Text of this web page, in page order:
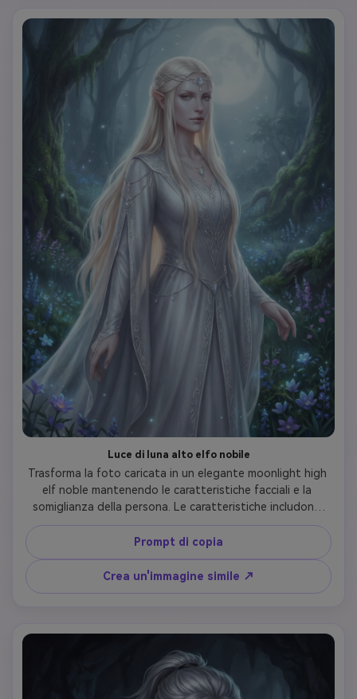
intensi, effetti di bagliore di fuoco, energia dinamica,
estetica infernale, espressione potente.
Luce di luna alto elfo nobile
Trasforma la foto caricata in un elegante moonlight high
elf noble mantenendo le caratteristiche facciali e la
somiglianza della persona. Le caratteristiche includono
delicate orecchie a punta, capelli biondi platino che
scorrono fino alla vita, cerchio d'argento etereo con
gemma di pietra lunare, pelle luminescente pallida. Indossa
abiti d'elfo bianchi e argentati con ricami intricati, gioielli
delicati. L'espressione è serena e saggia. Lo sfondo
fantasia, elegante e aggraziato, alto dettaglio.
Prompt di copia
Crea un'immagine simile ↗